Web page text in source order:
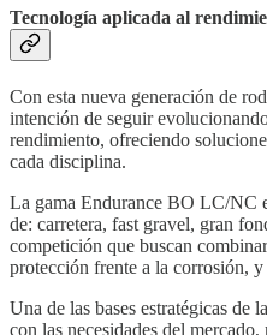
Tecnología aplicada al
Con esta nueva generación de
intención de seguir
rendimiento, ofreciendo
cada disciplina.
La gama Endurance BO LC/NC
de: carretera, fast gravel, gran
competición que buscan
protección frente a la corrosión,
Una de las bases estratégicas de
con las necesidades del